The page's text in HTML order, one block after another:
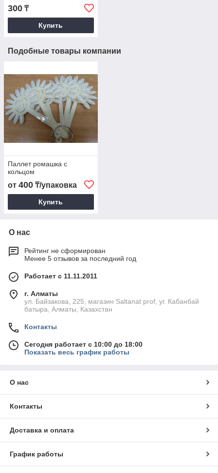
300 ₸
Купить
Подобные товары компании
Паллет ромашка с
кольцом
от 400 ₸/упаковка
Купить
О нас
Рейтинг не сформирован
Менее 5 отзывов за последний год
Работает с 11.11.2011
г. Алматы
ул. Байзакова, 225, магазин Saltanat prof, уг. Кабанбай
батыра, Алматы, Казахстан
Контакты
Сегодня работает с 10:00 до 18:00
Показать весь график работы
О нас
Контакты
Доставка и оплата
График работы